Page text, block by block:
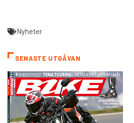
Nyheter
SENASTE UTGÅVAN